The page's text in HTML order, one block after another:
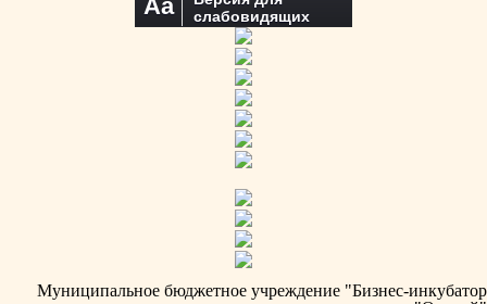
Aa
слабовидящих
Муниципальное бюджетное учреждение "Бизнес-инкубатор